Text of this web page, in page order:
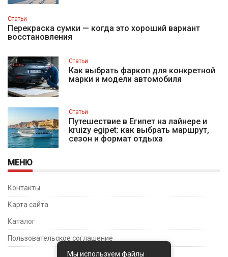
Статьи
Перекраска сумки — когда это хороший вариант
восстановления
Статьи
Как выбрать фаркоп для конкретной
марки и модели автомобиля
Статьи
Путешествие в Египет на лайнере и
kruizy egipet: как выбрать маршрут,
сезон и формат отдыха
МЕНЮ
Контакты
Карта сайта
Каталог
Пользовательское соглашение
Мы используем файлы